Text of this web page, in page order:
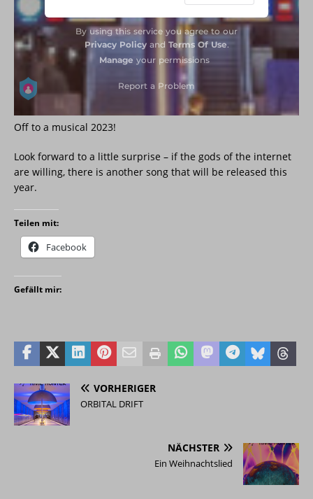
Off to a musical 2023!
Look forward to a little surprise – if the gods of the internet
are willing, there is another song that will be released this
year.
Teilen mit:
Facebook
Gefällt mir:
VORHERIGER
ORBITAL DRIFT
NÄCHSTER
Ein Weihnachtslied